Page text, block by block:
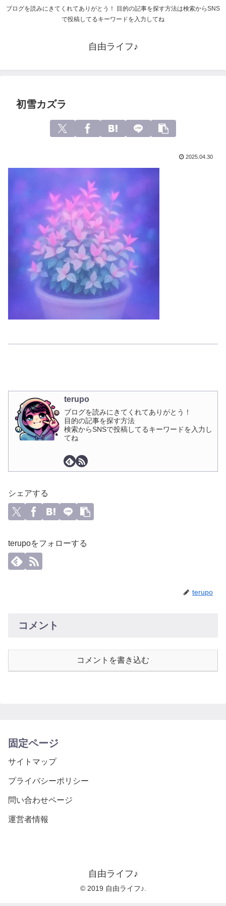
ブログを読みにきてくれてありがとう！ 目的の記事を探す方法は検索からSNS
で投稿してるキーワードを入力してね
自由ライフ♪
初雪カズラ
2025.04.30
terupo
ブログを読みにきてくれてありがとう！
目的の記事を探す方法
検索からSNSで投稿してるキーワードを入力し
てね
シェアする
terupoをフォローする
terupo
コメント
コメントを書き込む
固定ページ
サイトマップ
プライバシーポリシー
問い合わせページ
運営者情報
自由ライフ♪
© 2019 自由ライフ♪.